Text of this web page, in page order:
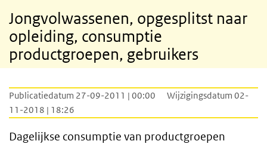
Jongvolwassenen, opgesplitst naar
opleiding, consumptie
productgroepen, gebruikers
Publicatiedatum 27-09-2011 | 00:00
Wijzigingsdatum 02-
11-2018 | 18:26
Dagelijkse consumptie van productgroepen